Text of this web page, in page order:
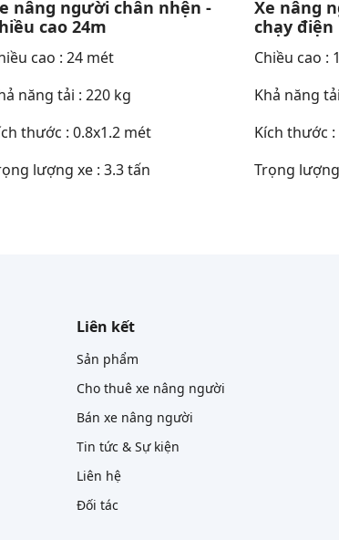
nâng người chân nhện -
cao 24m
cao : 24 mét
năng tải : 220 kg
thước : 0.8x1.2 mét
lượng xe : 3.3 tấn
Xe nâng
chạy điện
Chiều cao :
Khả năng
Kích thước
Trọng
Liên kết
Sản phẩm
Cho thuê xe nâng người
Bán xe nâng người
Tin tức & Sự kiện
Liên hệ
Đối tác